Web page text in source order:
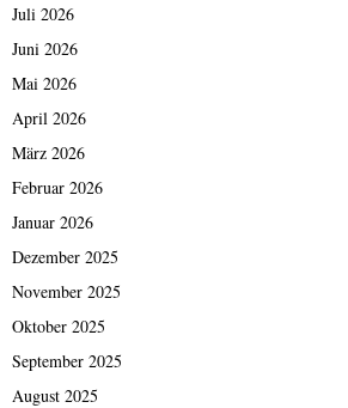
Juli 2026
Juni 2026
Mai 2026
April 2026
März 2026
Februar 2026
Januar 2026
Dezember 2025
November 2025
Oktober 2025
September 2025
August 2025